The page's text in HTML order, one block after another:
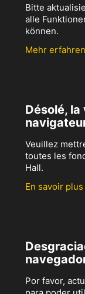
Bitte
alle
können.
Mehr erfahren
Désolé,
Veuillez
toutes les
Hall.
En savoir plus
Por favor,